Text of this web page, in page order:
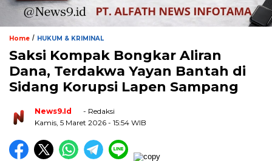
Home / HUKUM & KRIMINAL
Saksi Kompak Bongkar Aliran
Dana, Terdakwa Yayan Bantah di
Sidang Korupsi Lapen Sampang
News9.id
- Redaksi
Kamis, 5 Maret 2026 - 15:54 WIB